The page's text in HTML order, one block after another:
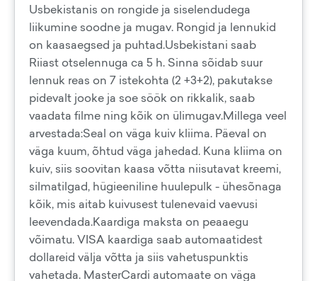
Usbekistanis on rongide ja siselendudega
liikumine soodne ja mugav. Rongid ja lennukid
on kaasaegsed ja puhtad.Usbekistani saab
Riiast otselennuga ca 5 h. Sinna sõidab suur
lennuk reas on 7 istekohta (2 +3+2), pakutakse
pidevalt jooke ja soe söök on rikkalik, saab
vaadata filme ning kõik on ülimugav.Millega veel
arvestada:Seal on väga kuiv kliima. Päeval on
väga kuum, õhtud väga jahedad. Kuna kliima on
kuiv, siis soovitan kaasa võtta niisutavat kreemi,
silmatilgad, hügieeniline huulepulk - ühesõnaga
kõik, mis aitab kuivusest tulenevaid vaevusi
leevendada.Kaardiga maksta on peaaegu
võimatu. VISA kaardiga saab automaatidest
dollareid välja võtta ja siis vahetuspunktis
vahetada. MasterCardi automaate on väga